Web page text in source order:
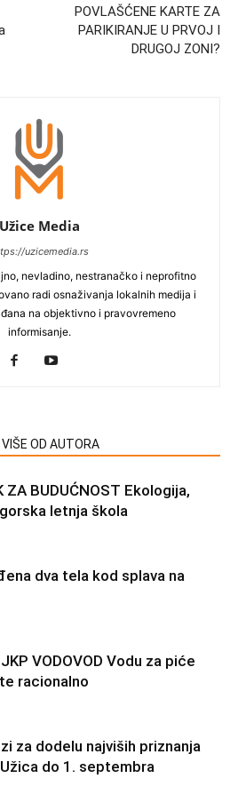
POVLAŠĆENE KARTE ZA
PARIKIRANJE U PRVOJ I
DRUGOJ ZONI?
Užice Media
uzicemedia.rs
nevladino, nestranačko i neprofitno
radi osnaživanja lokalnih medija i
na objektivno i pravovremeno
informisanje.
VIŠE OD AUTORA
ZA BUDUĆNOST Ekologija,
letnja škola
dva tela kod splava na
VODOVOD Vodu za piće
racionalno
za dodelu najviših priznanja
do 1. septembra